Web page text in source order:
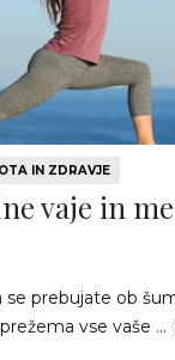
IN ZDRAVJE
vaje in
se prebujate ob
vse vaše ...